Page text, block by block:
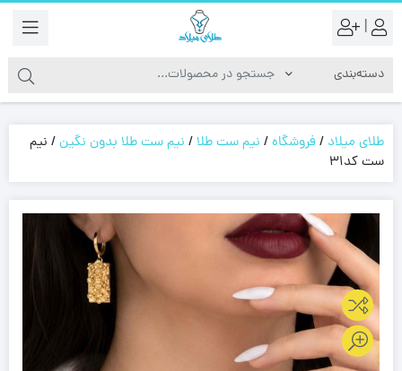
|
طلای میلاد /فروشگاه/ نیم ست طلا/ نیم ست طلا بدون نگین/ نیم
ست کد31